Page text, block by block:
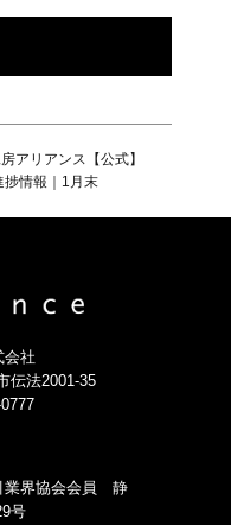
アリアンス【公式】
捗情報｜1月末
会社
伝法2001-35
業界協会会員 静
号